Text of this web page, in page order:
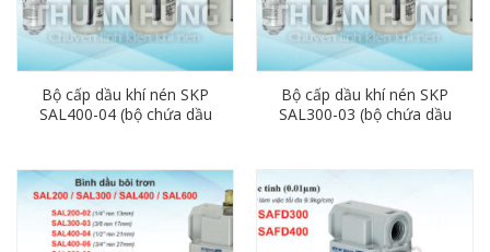
Bộ cấp dầu khí nén SKP
SAL400-04 (bộ chứa dầu
Bộ cấp dầu khí nén SKP
SAL300-03 (bộ chứa dầu